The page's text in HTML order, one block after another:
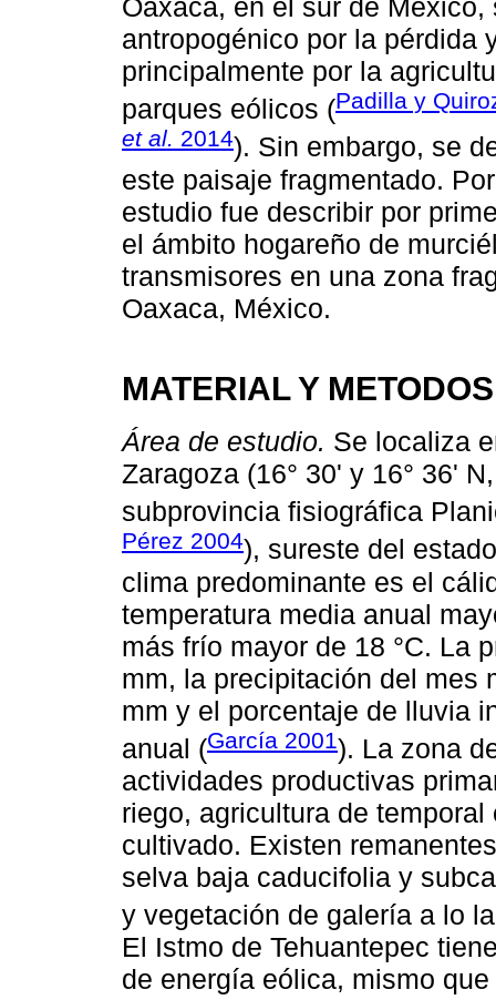
Oaxaca, en el sur de
antropogénico por la pérdida
principalmente por la
parques eólicos (Padilla y
et al. 2014). Sin embargo, se
este paisaje fragmentado.
estudio fue describir por
el ámbito hogareño de
transmisores en una zona
Oaxaca, México.
MATERIAL Y METODOS
Área de estudio. Se localiza
Zaragoza (16° 30' y 16° 36'
subprovincia fisiográfica
Pérez 2004), sureste del
clima predominante es el
temperatura media anual
más frío mayor de 18 °C. La
mm, la precipitación del mes
mm y el porcentaje de lluvia
anual (García 2001). La zona
actividades productivas
riego, agricultura de
cultivado. Existen
selva baja caducifolia y
y vegetación de galería a lo
El Istmo de Tehuantepec
de energía eólica, mismo